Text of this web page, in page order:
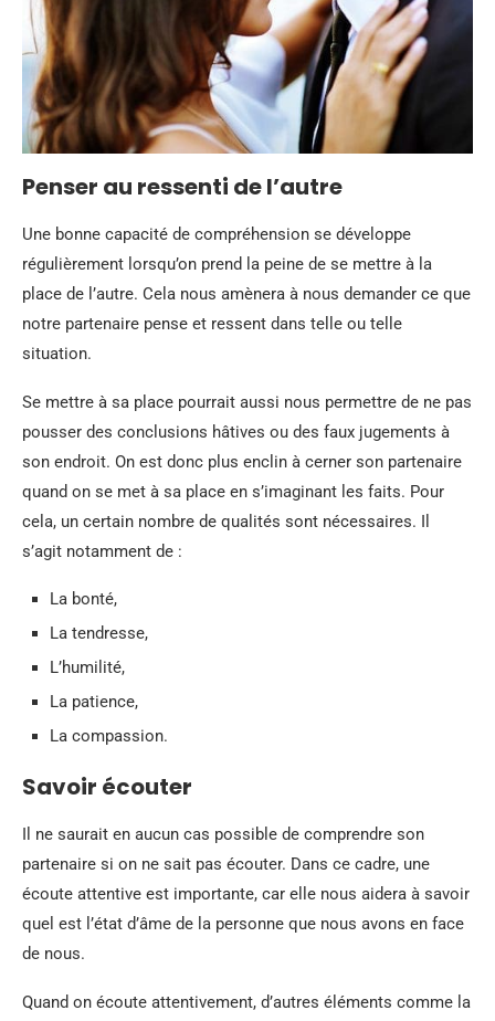
Penser au ressenti de l’autre
Une bonne capacité de compréhension se développe
régulièrement lorsqu’on prend la peine de se mettre à la
place de l’autre. Cela nous amènera à nous demander ce que
notre partenaire pense et ressent dans telle ou telle
situation.
Se mettre à sa place pourrait aussi nous permettre de ne pas
pousser des conclusions hâtives ou des faux jugements à
son endroit. On est donc plus enclin à cerner son partenaire
quand on se met à sa place en s’imaginant les faits. Pour
cela, un certain nombre de qualités sont nécessaires. Il
s’agit notamment de :
La bonté,
La tendresse,
L’humilité,
La patience,
La compassion.
Savoir écouter
Il ne saurait en aucun cas possible de comprendre son
partenaire si on ne sait pas écouter. Dans ce cadre, une
écoute attentive est importante, car elle nous aidera à savoir
quel est l’état d’âme de la personne que nous avons en face
de nous.
Quand on écoute attentivement, d’autres éléments comme la